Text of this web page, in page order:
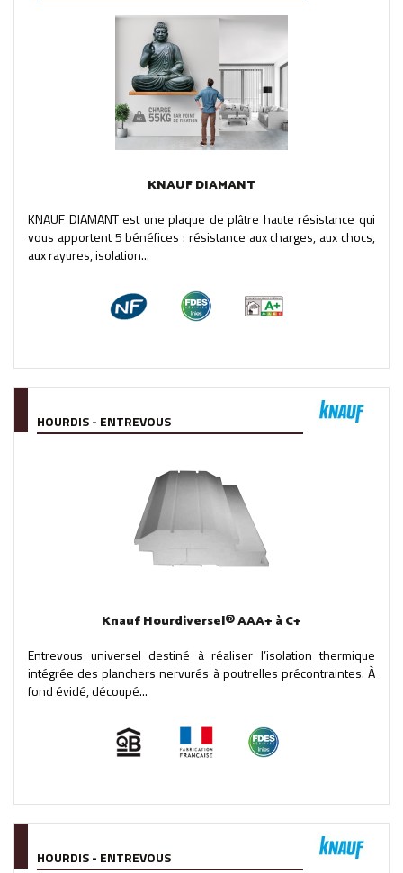
KNAUF DIAMANT
KNAUF DIAMANT est une plaque de plâtre haute résistance qui
vous apportent 5 bénéfices : résistance aux charges, aux chocs,
aux rayures, isolation...
HOURDIS - ENTREVOUS
Knauf Hourdiversel® AAA+ à C+
Entrevous universel destiné à réaliser l’isolation thermique
intégrée des planchers nervurés à poutrelles précontraintes. À
fond évidé, découpé...
HOURDIS - ENTREVOUS